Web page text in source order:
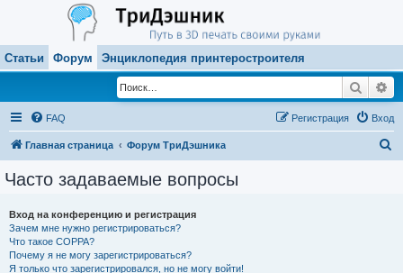
Статьи Форум Энциклопедия принтеростроителя
Поиск
FAQ Вход
Регистрация
Главная страница Форум ТриДэшника
Часто задаваемые вопросы
Вход на конференцию и регистрация
Зачем мне нужно регистрироваться?
Что такое COPPA?
Почему я не могу зарегистрироваться?
Я только что зарегистрировался, но не могу войти!